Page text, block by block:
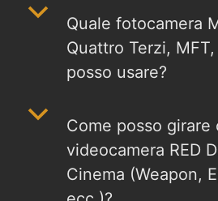
b
Quale fotocamera
Quattro Terzi,
posso usare?
b
Come posso girare
videocamera RED
Cinema (Weapon,